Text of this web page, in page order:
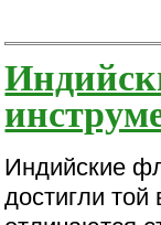
Индийские
достигли